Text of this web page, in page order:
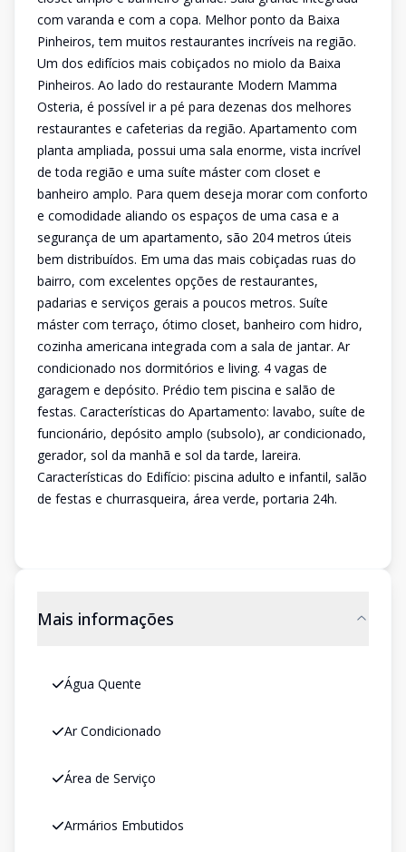
com varanda e com a copa. Melhor ponto da Baixa
Pinheiros, tem muitos restaurantes incríveis na região.
Um dos edifícios mais cobiçados no miolo da Baixa
Pinheiros. Ao lado do restaurante Modern Mamma
Osteria, é possível ir a pé para dezenas dos melhores
restaurantes e cafeterias da região. Apartamento com
planta ampliada, possui uma sala enorme, vista incrível
de toda região e uma suíte máster com closet e
banheiro amplo. Para quem deseja morar com conforto
e comodidade aliando os espaços de uma casa e a
segurança de um apartamento, são 204 metros úteis
bem distribuídos. Em uma das mais cobiçadas ruas do
bairro, com excelentes opções de restaurantes,
padarias e serviços gerais a poucos metros. Suíte
máster com terraço, ótimo closet, banheiro com hidro,
cozinha americana integrada com a sala de jantar. Ar
condicionado nos dormitórios e living. 4 vagas de
garagem e depósito. Prédio tem piscina e salão de
festas. Características do Apartamento: lavabo, suíte de
funcionário, depósito amplo (subsolo), ar condicionado,
gerador, sol da manhã e sol da tarde, lareira.
Características do Edifício: piscina adulto e infantil, salão
de festas e churrasqueira, área verde, portaria 24h.
Mais informações
Água Quente
Ar Condicionado
Área de Serviço
Armários Embutidos